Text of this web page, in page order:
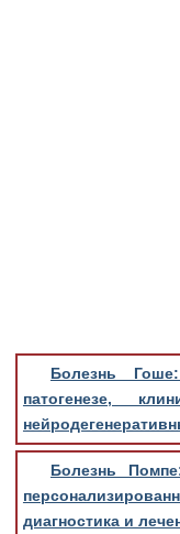
Болезнь
патогенезе,
Болезнь
диагностика и